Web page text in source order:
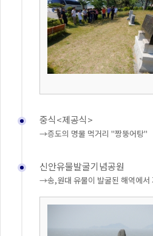
중식<제공식>
→증도의 명물 먹거리 "짱뚱어탕"
신안유물발굴기념공원
→송,원대 유물이 발굴된 해역에서